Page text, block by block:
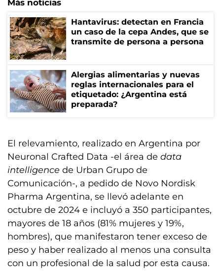
Más noticias
Hantavirus: detectan en Francia
un caso de la cepa Andes, que se
transmite de persona a persona
Alergias alimentarias y nuevas
reglas internacionales para el
etiquetado: ¿Argentina está
preparada?
El relevamiento, realizado en Argentina por
Neuronal Crafted Data -el área de data
intelligence de Urban Grupo de
Comunicación-, a pedido de Novo Nordisk
Pharma Argentina, se llevó adelante en
octubre de 2024 e incluyó a 350 participantes,
mayores de 18 años (81% mujeres y 19%,
hombres), que manifestaron tener exceso de
peso y haber realizado al menos una consulta
con un profesional de la salud por esta causa.